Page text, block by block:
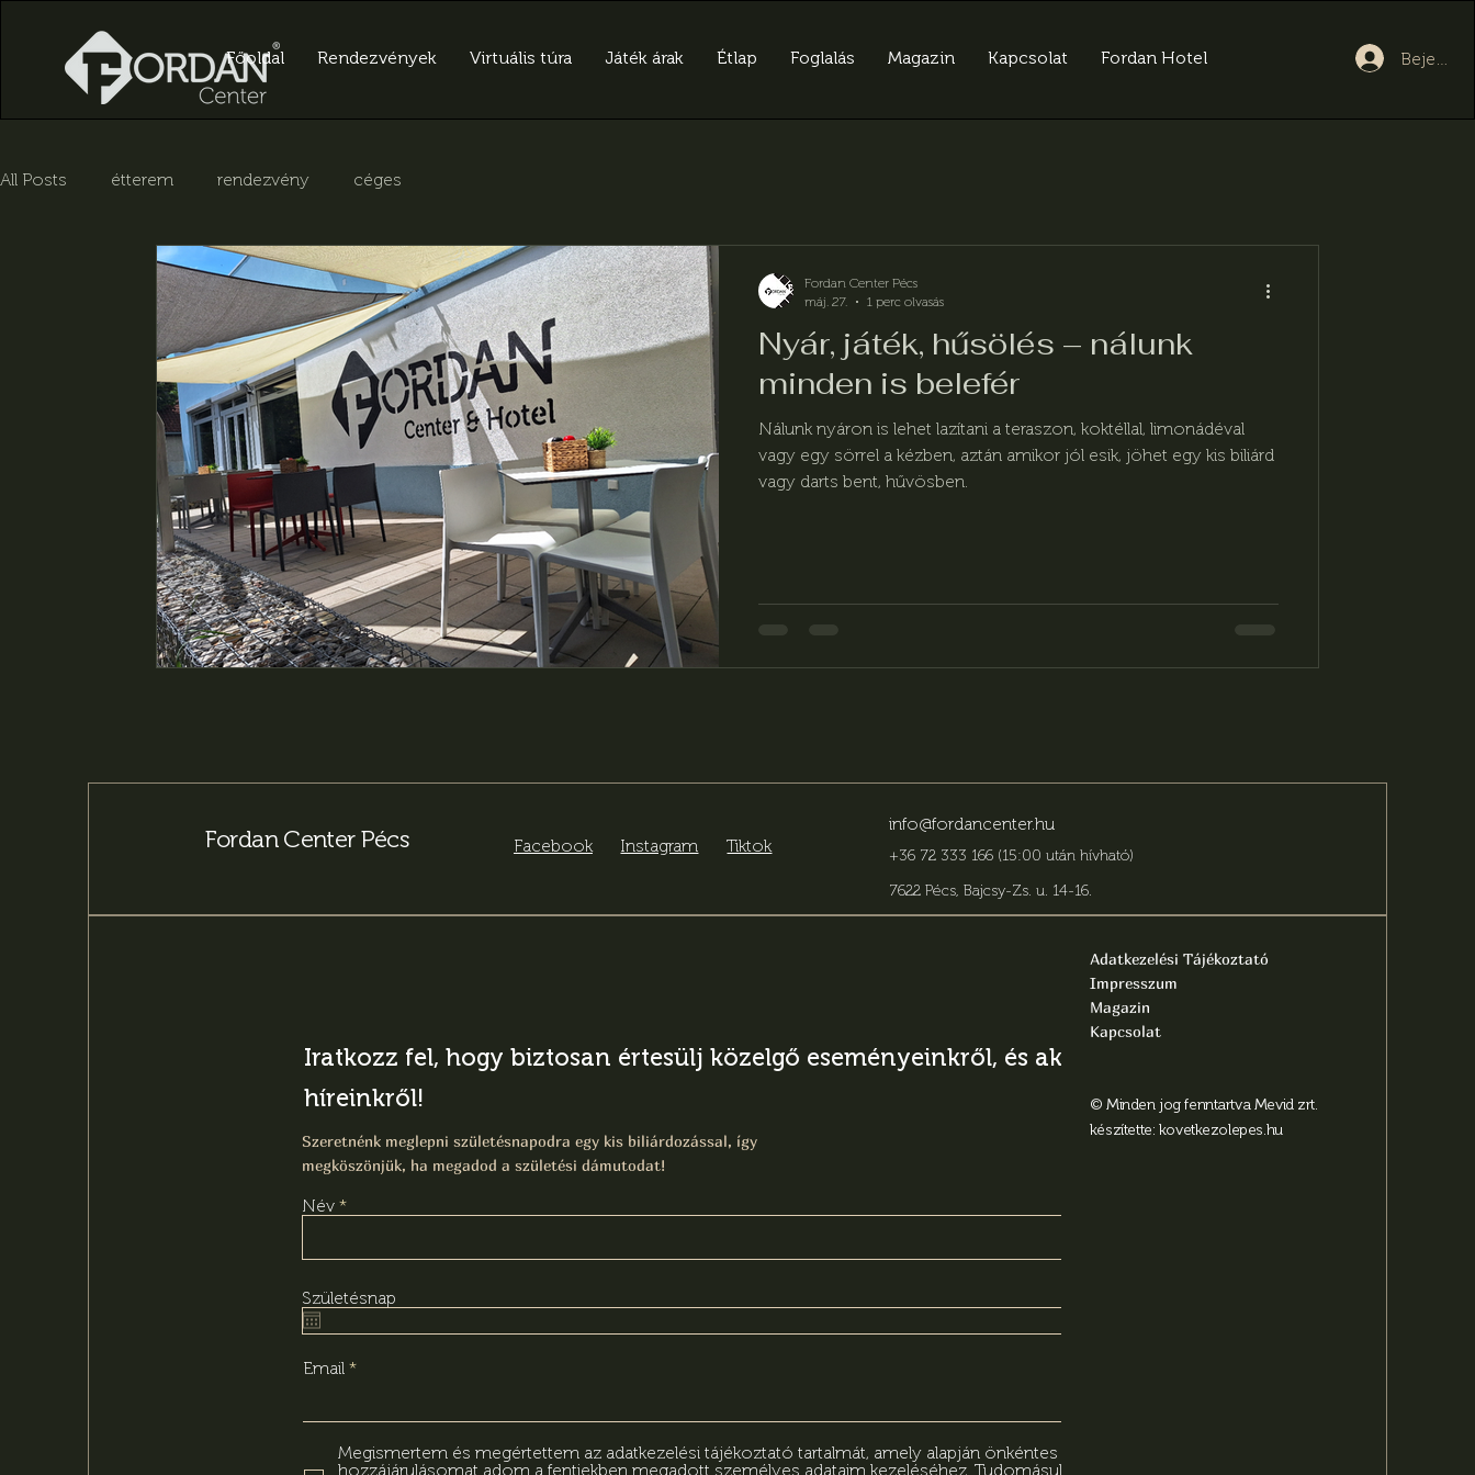
Főoldal Rendezvények Virtuális túra Játék árak Étlap Foglalás Magazin Kapcsolat Fordan Hotel
All Posts étterem rendezvény céges
Nyár, játék, hűsölés – nálunk
minden is belefér
Nálunk nyáron is lehet lazítani a teraszon, koktéllal, limonádéval
vagy egy sörrel a kézben, aztán amikor jól esik, jöhet egy kis biliárd
vagy darts bent, hűvösben.
Fordan Center Pécs
máj. 27.
1 perc olvasás
Fordan Center Pécs Facebook Instagram Tiktok
info@fordancenter.hu
+36 72 333 166 (15:00 után hívható)
7622 Pécs, Bajcsy-Zs. u. 14-16.
Iratkozz fel, hogy biztosan értesülj közelgő eseményeinkről, és aktuális
híreinkről!
Szeretnénk meglepni születésnapodra egy kis biliárdozással, így
megköszönjük, ha megadod a születési dámutodat!
Név
Születésnap
Email
Megismertem és megértettem az adatkezelési tájékoztató tartalmát, amely alapján önkéntes
hozzájárulásomat adom a fentiekben megadott személyes adataim kezeléséhez. Tudomásul
Adatkezelési Tájékoztató
Impresszum
Magazin
Kapcsolat
© Minden jog fenntartva Mevid zrt.
készítette: kovetkezolepes.hu